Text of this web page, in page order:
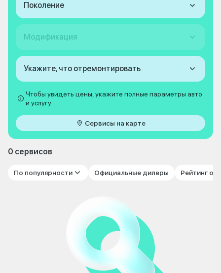
Поколение
Модификация
Укажите, что отремонтировать
Чтобы увидеть цены, укажите полные параметры авто
и услугу
Сервисы на карте
0 сервисов
По популярности Официальные дилеры Рейтинг